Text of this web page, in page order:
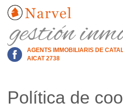
AGENTS IMMOBILIARIS DE
AICAT 2738
Política de